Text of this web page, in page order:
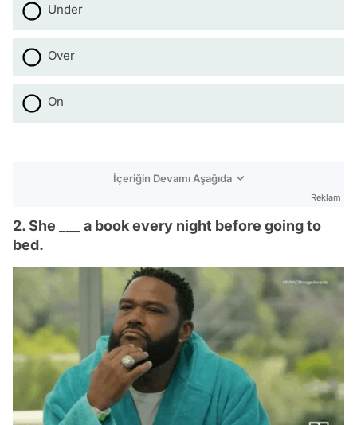
Under
Over
On
İçeriğin Devamı Aşağıda
Reklam
2. She ___ a book every night before going to
bed.